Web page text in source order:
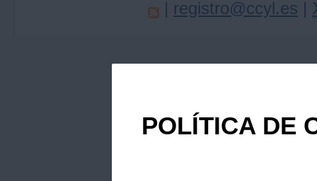
POLÍTICA DE
| registro@ccyl.es |